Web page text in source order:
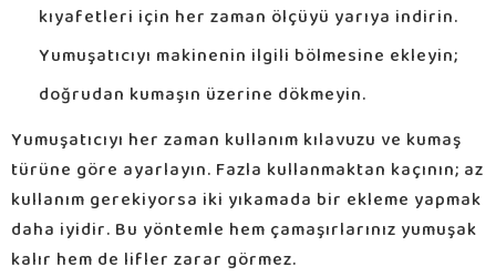
kıyafetleri için her zaman ölçüyü yarıya indirin.
Yumuşatıcıyı makinenin ilgili bölmesine ekleyin;
doğrudan kumaşın üzerine dökmeyin.
Yumuşatıcıyı her zaman kullanım kılavuzu ve kumaş
türüne göre ayarlayın. Fazla kullanmaktan kaçının; az
kullanım gerekiyorsa iki yıkamada bir ekleme yapmak
daha iyidir. Bu yöntemle hem çamaşırlarınız yumuşak
kalır hem de lifler zarar görmez.